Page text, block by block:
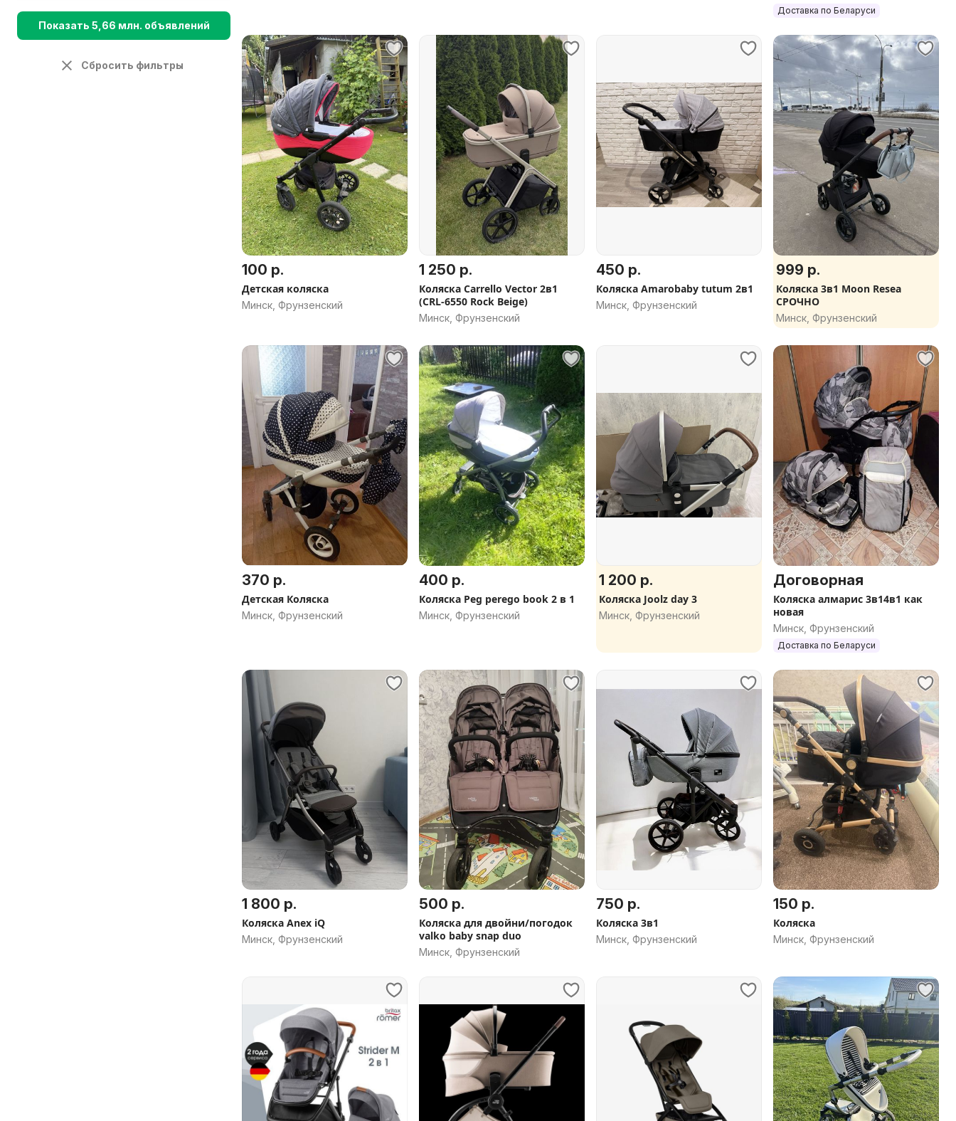
Показать 5,66 млн. объявлений
Сбросить фильтры
Доставка по Беларуси
100 р.
Детская коляска
Минск, Фрунзенский
1 250 р.
Коляска Carrello Vector 2в1
(CRL-6550 Rock Beige)
Минск, Фрунзенский
450 р.
Коляска Amarobaby tutum 2в1
Минск, Фрунзенский
999 р.
Коляска 3в1 Moon Resea
СРОЧНО
Минск, Фрунзенский
370 р.
Детская Коляска
Минск, Фрунзенский
400 р.
Коляска Peg perego book 2 в 1
Минск, Фрунзенский
1 200 р.
Коляска Joolz day 3
Минск, Фрунзенский
Договорная
Коляска алмарис 3в14в1 как
новая
Минск, Фрунзенский
Доставка по Беларуси
1 800 р.
Коляска Anex iQ
Минск, Фрунзенский
500 р.
Коляска для двойни/погодок
valko baby snap duo
Минск, Фрунзенский
750 р.
Коляска 3в1
Минск, Фрунзенский
150 р.
Коляска
Минск, Фрунзенский